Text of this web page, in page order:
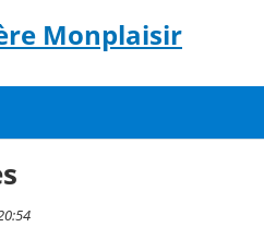
Monplaisir